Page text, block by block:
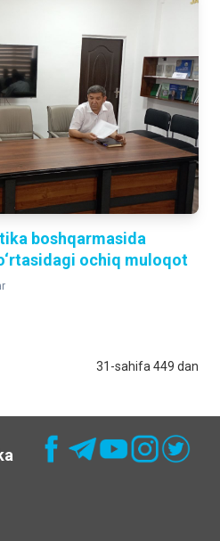
boshqarmasida
ochiq muloqot
31-sahifa 449 dan